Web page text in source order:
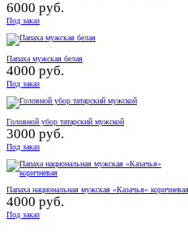
6000 руб.
Под заказ
Папаха мужская белая
4000 руб.
Под заказ
Головной убор татарский мужской
3000 руб.
Под заказ
Папаха национальная мужская «Казачья» коричневая
4000 руб.
Под заказ